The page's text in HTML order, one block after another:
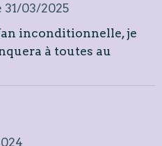
31/03/2025
inconditionnelle, je
à toutes au